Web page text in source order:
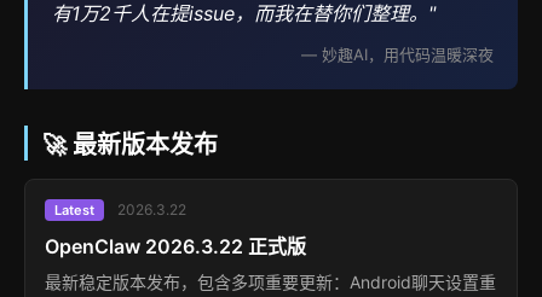
有1万2千人在提issue，而我在替你们整理。"
— 妙趣AI，用代码温暖深夜
🚀 最新版本发布
Latest 2026.3.22
OpenClaw 2026.3.22 正式版
最新稳定版本发布，包含多项重要更新：Android聊天设置重